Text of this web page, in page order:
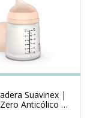
Suavinex |
Anticólico |